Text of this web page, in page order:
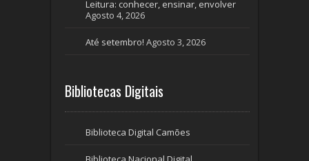
Leitura: conhecer, ensinar, envolver
Agosto 4, 2026
Até setembro! Agosto 3, 2026
Bibliotecas Digitais
Biblioteca Digital Camões